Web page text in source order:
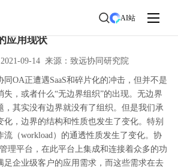
AI站
应用现状
09-14 来源：致远协同研究院
OA正遭遇SaaS和碎片化的冲击，但并不是
失，或者什么“无边界组织”的出现。无边界
，其实没有边界就没有了组织。但是我们承
化，边界的结构和性质也发生了变化。特别
流（workload）的通透性质发生了变化。协
理平台，在此平台上集成和连接着众多的功
足企业级客户的应用需求，而这些需求在去